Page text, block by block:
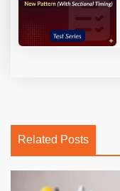
Related Posts